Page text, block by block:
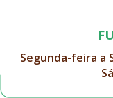
Segunda-feira a